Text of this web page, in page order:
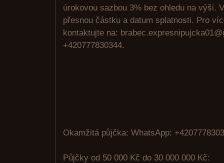
úrokovou sazbou 3% bez ohledu na výši.
přesnou částku a datum splatnosti. Pro
kontaktujte na:
+420777830344.
Okamžitá půjčka: WhatsApp:
Půjčky od 50 000 Kč do 30 000 000 Kč: